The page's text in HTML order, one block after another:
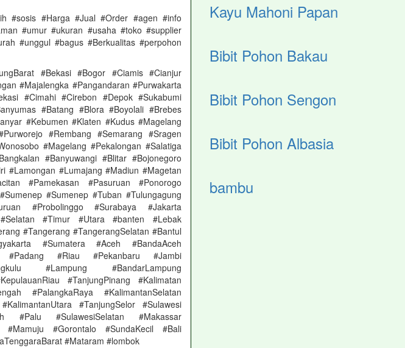
#sosis #Harga #Jual #Order #agen #info
#umur #ukuran #usaha #toko #supplier
#unggul #bagus #Berkualitas #perpohon
#Bekasi #Bogor #Ciamis #Cianjur
#Majalengka #Pangandaran #Purwakarta
#Cimahi #Cirebon #Depok #Sukabumi
#Batang #Blora #Boyolali #Brebes
#Kebumen #Klaten #Kudus #Magelang
#Rembang #Semarang #Sragen
#Magelang #Pekalongan #Salatiga
#Banyuwangi #Blitar #Bojonegoro
#Lamongan #Lumajang #Madiun #Magetan
#Pamekasan #Pasuruan #Ponorogo
#Sumenep #Tuban #Tulungagung
#Probolinggo #Surabaya #Jakarta
#Timur #Utara #banten #Lebak
#Tangerang #TangerangSelatan #Bantul
#Sumatera #Aceh #BandaAceh
#Padang #Riau #Pekanbaru #Jambi
#Lampung #BandarLampung
#TanjungPinang #Kalimatan
#PalangkaRaya #KalimantanSelatan
#TanjungSelor #Sulawesi
#Palu #SulawesiSelatan #Makassar
#Mamuju #Gorontalo #SundaKecil #Bali
#Mataram #lombok
Kayu Mahoni Papan
Bibit Pohon Bakau
Bibit Pohon Sengon
Bibit Pohon Albasia
bambu